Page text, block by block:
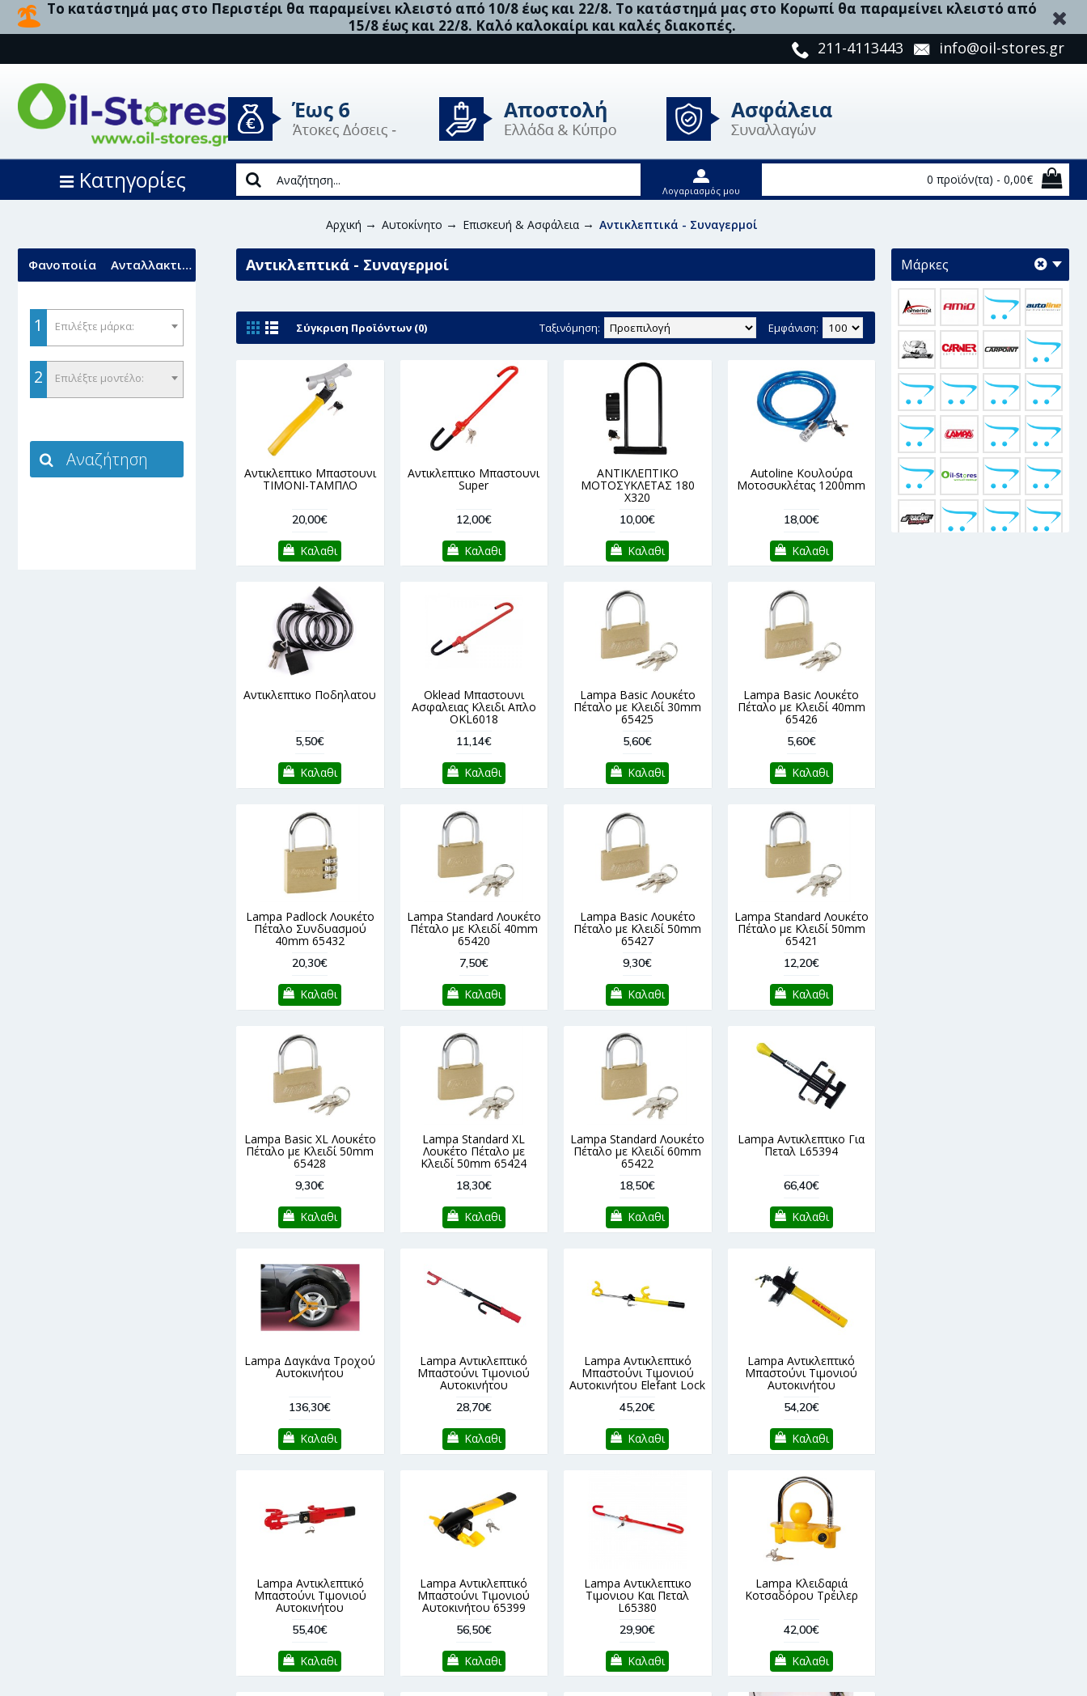
Το κατάστημά μας στο Περιστέρι θα παραμείνει κλειστό από 10/8 έως και 22/8. Το κατάστημά μας στο Κορωπί θα παραμείνει κλειστό από
15/8 έως και 22/8. Καλό καλοκαίρι και καλές διακοπές.
211-4113443 info@oil-stores.gr
Κατηγορίες Λογαριασμός μου
0 προϊόν(τα) - 0,00€
Αρχική Αυτοκίνητο Επισκευή & Ασφάλεια Αντικλεπτικά - Συναγερμοί
Φανοποιία Ανταλλακτικά
Επιλέξτε μάρκα:
1
Επιλέξτε μοντέλο:
2
Μάρκες
Αντικλεπτικά - Συναγερμοί
Σύγκριση Προϊόντων (0) Εμφάνιση:
Ταξινόμηση:
Αντικλεπτικο Μπαστουνι
ΤΙΜΟΝΙ-ΤΑΜΠΛΟ
20,00€
Καλαθι
Αντικλεπτικο Μπαστουνι
Super
12,00€
Καλαθι
ΑΝΤΙΚΛΕΠΤΙΚΟ
ΜΟΤΟΣΥΚΛΕΤΑΣ 180
Χ320
10,00€
Καλαθι
Autoline Κουλούρα
Μοτοσυκλέτας 1200mm
18,00€
Καλαθι
Αντικλεπτικο Ποδηλατου
5,50€
Καλαθι
Oklead Μπαστουνι
Ασφαλειας Κλειδι Απλο
OKL6018
11,14€
Καλαθι
Lampa Basic Λουκέτο
Πέταλο με Κλειδί 30mm
65425
5,60€
Καλαθι
Lampa Basic Λουκέτο
Πέταλο με Κλειδί 40mm
65426
5,60€
Καλαθι
Lampa Padlock Λουκέτο
Πέταλο Συνδυασμού
40mm 65432
20,30€
Καλαθι
Lampa Standard Λουκέτο
Πέταλο με Κλειδί 40mm
65420
7,50€
Καλαθι
Lampa Basic Λουκέτο
Πέταλο με Κλειδί 50mm
65427
9,30€
Καλαθι
Lampa Standard Λουκέτο
Πέταλο με Κλειδί 50mm
65421
12,20€
Καλαθι
Lampa Basic XL Λουκέτο
Πέταλο με Κλειδί 50mm
65428
9,30€
Καλαθι
Lampa Standard XL
Λουκέτο Πέταλο με
Κλειδί 50mm 65424
18,30€
Καλαθι
Lampa Standard Λουκέτο
Πέταλο με Κλειδί 60mm
65422
18,50€
Καλαθι
Lampa Αντικλεπτικο Για
Πεταλ L65394
66,40€
Καλαθι
Lampa Δαγκάνα Τροχού
Αυτοκινήτου
136,30€
Καλαθι
Lampa Αντικλεπτικό
Μπαστούνι Τιμονιού
Αυτοκινήτου
28,70€
Καλαθι
Lampa Αντικλεπτικό
Μπαστούνι Τιμονιού
Αυτοκινήτου Elefant Lock
45,20€
Καλαθι
Lampa Αντικλεπτικό
Μπαστούνι Τιμονιού
Αυτοκινήτου
54,20€
Καλαθι
Lampa Αντικλεπτικό
Μπαστούνι Τιμονιού
Αυτοκινήτου
55,40€
Καλαθι
Lampa Αντικλεπτικό
Μπαστούνι Τιμονιού
Αυτοκινήτου 65399
56,50€
Καλαθι
Lampa Αντικλεπτικο
Τιμονιου Και Πεταλ
L65380
29,90€
Καλαθι
Lampa Κλειδαριά
Κοτσαδόρου Τρέιλερ
42,00€
Καλαθι